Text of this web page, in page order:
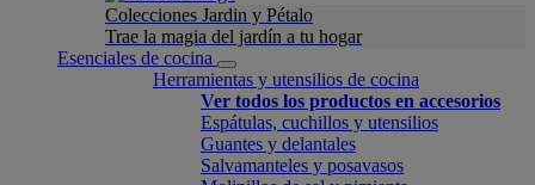
Colecciones Jardin y Pétalo
Trae la magia del jardín a tu hogar
Esenciales de cocina
Herramientas y utensilios de cocina
Ver todos los productos en accesorios
Espátulas, cuchillos y utensilios
Guantes y delantales
Salvamanteles y posavasos